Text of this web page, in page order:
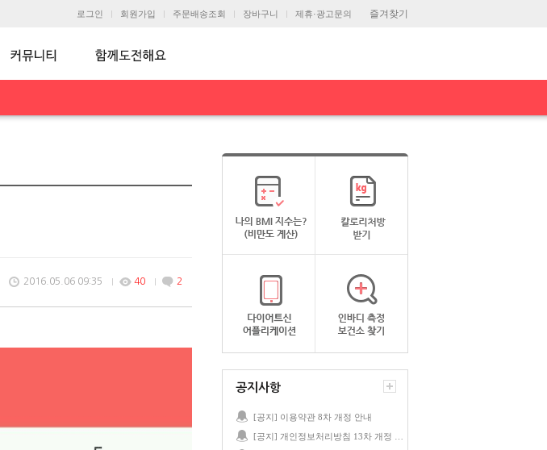
즐겨찾기
로그인 회원가입 주문배송조회 장바구니 제휴·광고문의
2016.05.06 09:35 40 2
공지사항
[공지] 이용약관 8차 개정 안내